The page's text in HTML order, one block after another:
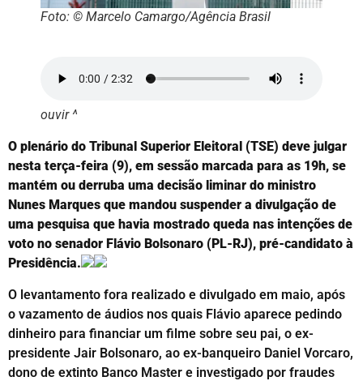
Foto: © Marcelo Camargo/Agência Brasil
ouvir ^
O plenário do Tribunal Superior Eleitoral (TSE) deve julgar
nesta terça-feira (9), em sessão marcada para as 19h, se
mantém ou derruba uma decisão liminar do ministro
Nunes Marques que mandou suspender a divulgação de
uma pesquisa que havia mostrado queda nas intenções de
voto no senador Flávio Bolsonaro (PL-RJ), pré-candidato à
Presidência.
O levantamento fora realizado e divulgado em maio, após
o vazamento de áudios nos quais Flávio aparece pedindo
dinheiro para financiar um filme sobre seu pai, o ex-
presidente Jair Bolsonaro, ao ex-banqueiro Daniel Vorcaro,
dono de extinto Banco Master e investigado por fraudes